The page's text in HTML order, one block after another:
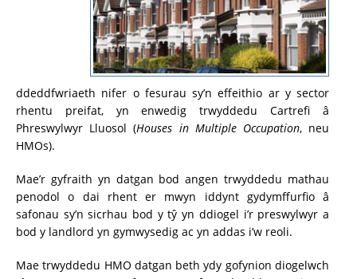
ddeddfwriaeth nifer o fesurau sy’n effeithio ar y sector
rhentu preifat, yn enwedig trwyddedu Cartrefi â
Phreswylwyr Lluosol (Houses in Multiple Occupation, neu
HMOs).
Mae’r gyfraith yn datgan bod angen trwyddedu mathau
penodol o dai rhent er mwyn iddynt gydymffurfio â
safonau sy’n sicrhau bod y tŷ yn ddiogel i’r preswylwyr a
bod y landlord yn gymwysedig ac yn addas i’w reoli.
Mae trwyddedu HMO datgan beth ydy gofynion diogelwch